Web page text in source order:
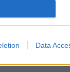
Data
el torneig de